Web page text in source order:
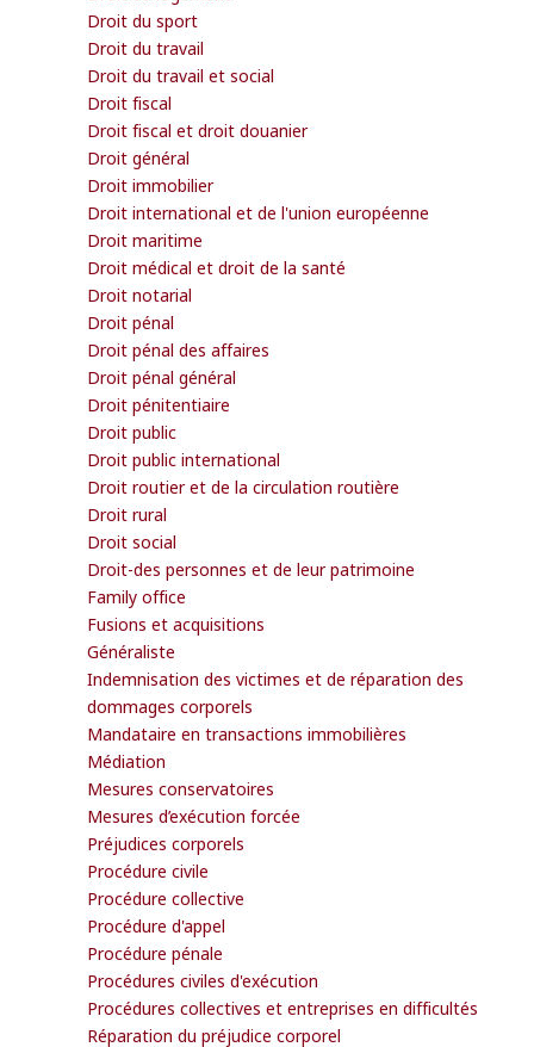
Droit du sport
Droit du travail
Droit du travail et social
Droit fiscal
Droit fiscal et droit douanier
Droit général
Droit immobilier
Droit international et de l'union européenne
Droit maritime
Droit médical et droit de la santé
Droit notarial
Droit pénal
Droit pénal des affaires
Droit pénal général
Droit pénitentiaire
Droit public
Droit public international
Droit routier et de la circulation routière
Droit rural
Droit social
Droit-des personnes et de leur patrimoine
Family office
Fusions et acquisitions
Généraliste
Indemnisation des victimes et de réparation des
dommages corporels
Mandataire en transactions immobilières
Médiation
Mesures conservatoires
Mesures d’exécution forcée
Préjudices corporels
Procédure civile
Procédure collective
Procédure d'appel
Procédure pénale
Procédures civiles d'exécution
Procédures collectives et entreprises en difficultés
Réparation du préjudice corporel